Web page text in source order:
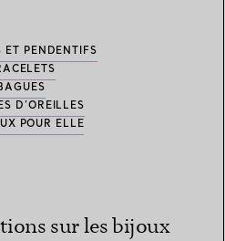
ET PENDENTIFS
D’OREILLES
POUR ELLE
sur les bijoux